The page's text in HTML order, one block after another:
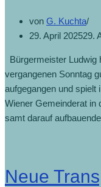
von G. Kuchta
29. April 202529.
Bürgermeister Ludwig
vergangenen Sonntag
aufgegangen und spielt
Wiener Gemeinderat in
samt darauf
Neue